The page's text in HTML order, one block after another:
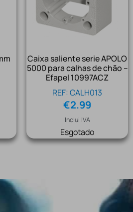
Caixa saliente serie APOLO
5000 para calhas de chão –
Efapel 10997ACZ
REF: CALH013
€2.99
Inclui IVA
Esgotado